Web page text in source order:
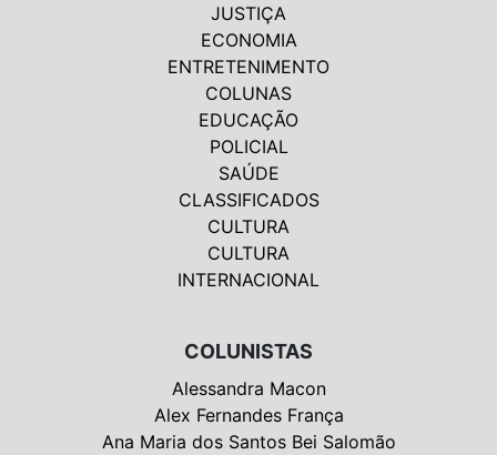
JUSTIÇA
ECONOMIA
ENTRETENIMENTO
COLUNAS
EDUCAÇÃO
POLICIAL
SAÚDE
CLASSIFICADOS
CULTURA
CULTURA
INTERNACIONAL
COLUNISTAS
Alessandra Macon
Alex Fernandes França
Ana Maria dos Santos Bei Salomão